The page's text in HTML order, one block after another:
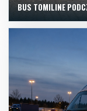
BUS TOMILINE